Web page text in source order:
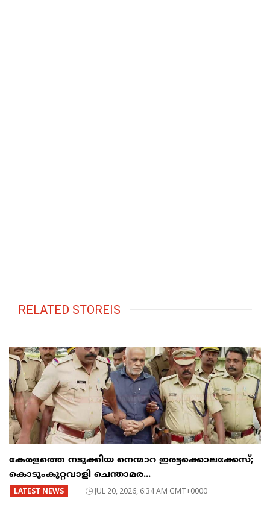
RELATED STOREIS
കേരളത്തെ നടുക്കിയ നെന്മാറ ഇരട്ടക്കൊലക്കേസ്;
കൊടുംകുറ്റവാളി ചെന്താമര...
LATEST NEWS JUL 20, 2026, 6:34 AM GMT+0000